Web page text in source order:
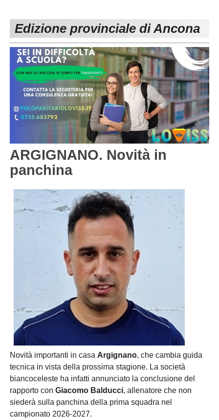
Carica la tua Rosa
1^ CATEGORIA
2^ CATEGORIA
3^ CATEGORIA
GIOVANILI
Edizione provinciale di Ancona
ARGIGNANO. Novità in
panchina
Novità importanti in casa Argignano, che cambia guida
tecnica in vista della prossima stagione. La società
biancoceleste ha infatti annunciato la conclusione del
rapporto con Giacomo Balducci, allenatore che non
siederà sulla panchina della prima squadra nel
campionato 2026-2027.